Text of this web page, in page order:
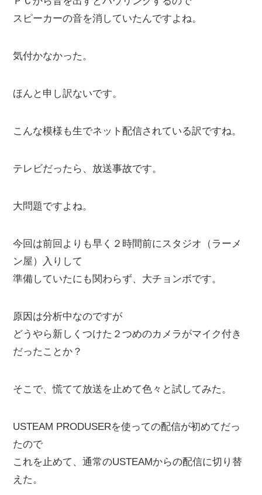
スピーカーの音を消していたんですよね。
気付かなかった。
ほんと申し訳ないです。
こんな模様も生でネット配信されている訳ですね。
テレビだったら、放送事故です。
大問題ですよね。
今回は前回よりも早く２時間前にスタジオ（ラーメ
ン屋）入りして
準備していたにも関わらず、大チョンボです。
原因は分析中なのですが
どうやら新しくつけた２つめのカメラがマイク付き
だったことか？
そこで、慌てて放送を止めて色々と試してみた。
USTEAM PRODUSERを使っての配信が初めてだっ
たので
これを止めて、通常のUSTEAMからの配信に切り替
えた。